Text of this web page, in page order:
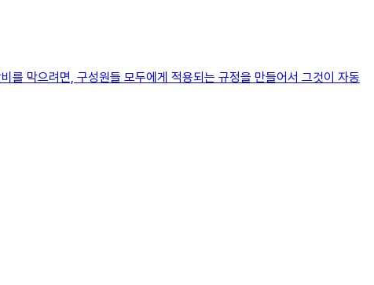
를 막으려면, 구성원들 모두에게 적용되는 규정을 만들어서 그것이 자동